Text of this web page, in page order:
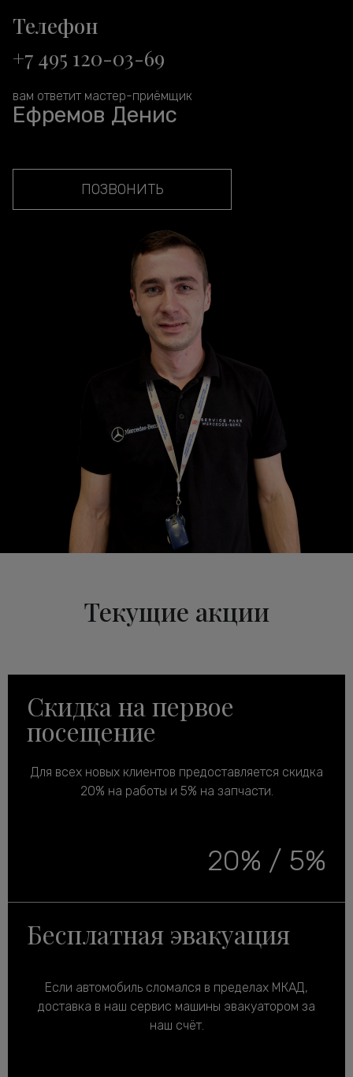
Телефон
+7 495 120-03-69
вам ответит мастер-приёмщик
Ефремов Денис
ПОЗВОНИТЬ
Текущие акции
Скидка на первое
посещение
Для всех новых клиентов предоставляется скидка
20% на работы и 5% на запчасти.
20% / 5%
Бесплатная эвакуация
Если автомобиль сломался в пределах МКАД,
доставка в наш сервис машины эвакуатором за
наш счёт.